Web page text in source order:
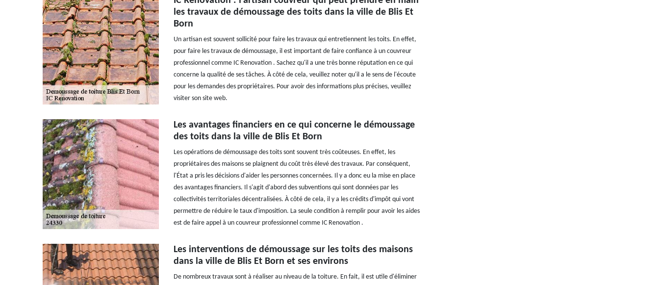
les travaux de démoussage des toits dans la ville de Blis Et
Born
Un artisan est souvent sollicité pour faire les travaux qui entretiennent les toits. En effet,
pour faire les travaux de démoussage, il est important de faire confiance à un couvreur
professionnel comme IC Renovation . Sachez qu'il a une très bonne réputation en ce qui
concerne la qualité de ses tâches. À côté de cela, veuillez noter qu'il a le sens de l'écoute
pour les demandes des propriétaires. Pour avoir des informations plus précises, veuillez
visiter son site web.
Les avantages financiers en ce qui concerne le démoussage
des toits dans la ville de Blis Et Born
Les opérations de démoussage des toits sont souvent très coûteuses. En effet, les
propriétaires des maisons se plaignent du coût très élevé des travaux. Par conséquent,
l'État a pris les décisions d'aider les personnes concernées. Il y a donc eu la mise en place
des avantages financiers. Il s'agit d'abord des subventions qui sont données par les
collectivités territoriales décentralisées. À côté de cela, il y a les crédits d'impôt qui vont
permettre de réduire le taux d'imposition. La seule condition à remplir pour avoir les aides
est de faire appel à un couvreur professionnel comme IC Renovation .
Les interventions de démoussage sur les toits des maisons
dans la ville de Blis Et Born et ses environs
De nombreux travaux sont à réaliser au niveau de la toiture. En fait, il est utile d'éliminer